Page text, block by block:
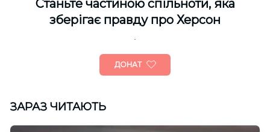
Cтаньте частиною спільноти, яка
зберігає правду про Херсон
ДОНАТ
ЗАРАЗ ЧИТАЮТЬ